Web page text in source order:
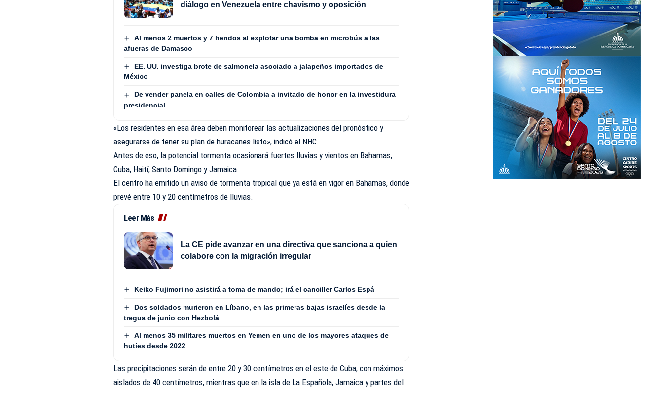
diálogo en Venezuela entre chavismo y oposición
Al menos 2 muertos y 7 heridos al explotar una bomba en microbús a las
afueras de Damasco
EE. UU. investiga brote de salmonela asociado a jalapeños importados de
México
De vender panela en calles de Colombia a invitado de honor en la investidura
presidencial
«Los residentes en esa área deben monitorear las actualizaciones del pronóstico y
asegurarse de tener su plan de huracanes listo», indicó el NHC.
Antes de eso, la potencial tormenta ocasionará fuertes lluvias y vientos en Bahamas,
Cuba, Haití, Santo Domingo y Jamaica.
El centro ha emitido un aviso de tormenta tropical que ya está en vigor en Bahamas, donde
prevé entre 10 y 20 centímetros de lluvias.
Leer Más
La CE pide avanzar en una directiva que sanciona a quien
colabore con la migración irregular
Keiko Fujimori no asistirá a toma de mando; irá el canciller Carlos Espá
Dos soldados murieron en Líbano, en las primeras bajas israelíes desde la
tregua de junio con Hezbolá
Al menos 35 militares muertos en Yemen en uno de los mayores ataques de
hutíes desde 2022
Las precipitaciones serán de entre 20 y 30 centímetros en el este de Cuba, con máximos
aislados de 40 centímetros, mientras que en la isla de La Española, Jamaica y partes del